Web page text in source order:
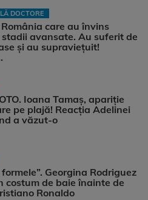
DOCTORE
care au învins
avansate. Au suferit de
şi au supravieţuit!
Ioana Tamaş, apariție
pe plajă! Reacția Adelinei
a văzut-o
Georgina Rodriguez
costum de baie înainte de
Ronaldo